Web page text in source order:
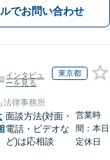
でお問い合わせ
インタビュ
ーを見る
東京都
法律事務所
面談方法(対面・
電話・ビデオな
ど)は応相談
営業時
間：本日
定休日